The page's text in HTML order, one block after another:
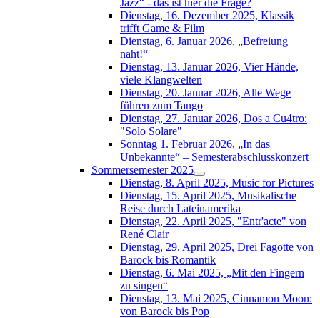
Dienstag, 16. Dezember 2025, Klassik
trifft Game & Film
Dienstag, 6. Januar 2026, „Befreiung
naht!“
Dienstag, 13. Januar 2026, Vier Hände,
viele Klangwelten
Dienstag, 20. Januar 2026, Alle Wege
führen zum Tango
Dienstag, 27. Januar 2026, Dos a Cu4tro:
"Solo Solare"
Sonntag 1. Februar 2026, „In das
Unbekannte“ – Semesterabschlusskonzert
Sommersemester 2025
Dienstag, 8. April 2025, Music for Pictures
Dienstag, 15. April 2025, Musikalische
Reise durch Lateinamerika
Dienstag, 22. April 2025, "Entr'acte" von
René Clair
Dienstag, 29. April 2025, Drei Fagotte von
Barock bis Romantik
Dienstag, 6. Mai 2025, „Mit den Fingern
zu singen“
Dienstag, 13. Mai 2025, Cinnamon Moon:
von Barock bis Pop